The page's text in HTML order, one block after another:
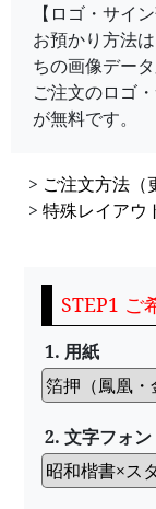
【ロゴ・サイン
お預かり方法
ちの画像デー
ご注文のロゴ
が無料です。
> ご注文方法（
> 特殊レイアウ
STEP1 ご
1. 用紙
2. 文字フォン